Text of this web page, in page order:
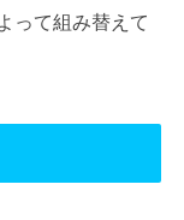
って組み替えて